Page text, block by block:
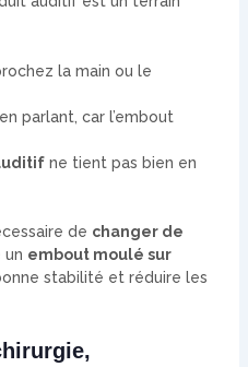
la main ou le
parlant, car l’embout
ne tient pas bien en
de changer de
un embout moulé sur
stabilité et réduire les